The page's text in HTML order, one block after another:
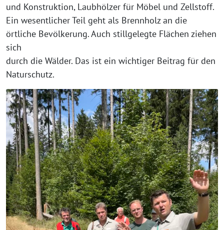
und Konstruktion, Laubhölzer für Möbel und Zellstoff.
Ein wesentlicher Teil geht als Brennholz an die
örtliche Bevölkerung. Auch stillgelegte Flächen ziehen
sich
durch die Wälder. Das ist ein wichtiger Beitrag für den
Naturschutz.